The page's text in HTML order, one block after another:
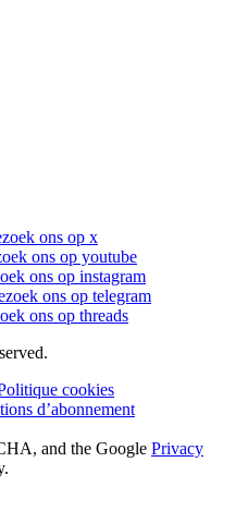
ons op x
ons op youtube
ons op instagram
ons op telegram
ons op threads
cookies
d’abonnement
and the Google Privacy